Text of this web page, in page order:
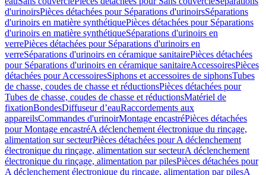
d'urinoirsPièces détachées pour Séparations d'urinoirsSéparations
d'urinoirs en matière synthétiquePièces détachées pour Séparations
d'urinoirs en matière synthétiqueSéparations d'urinoirs en
verrePièces détachées pour Séparations d'urinoirs en
verreSéparations d'urinoirs en céramique sanitairePièces détachées
pour Séparations d'urinoirs en céramique sanitaireAccessoiresPièces
détachées pour AccessoiresSiphons et accessoires de siphonsTubes
de chasse, coudes de chasse et réductionsPièces détachées pour
Tubes de chasse, coudes de chasse et réductionsMatériel de
fixationBondesDiffuseur d’eauRaccordements aux
appareilsCommandes d'urinoirMontage encastréPièces détachées
pour Montage encastréA déclenchement électronique du rinçage,
alimentation sur secteurPièces détachées pour A déclenchement
électronique du rinçage, alimentation sur secteurA déclenchement
électronique du rinçage, alimentation par pilesPièces détachées pour
A déclenchement électronique du rinçage, alimentation par pilesA